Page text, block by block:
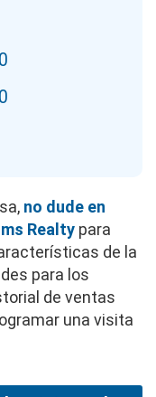
no dude en
Realty para
de la
para los
de ventas
una visita